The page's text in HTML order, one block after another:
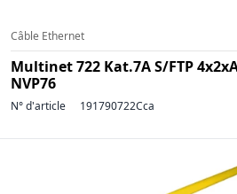
Câble Ethernet
Multinet 722 Kat.7A S/FTP
NVP76
N° d'article 191790722Cca